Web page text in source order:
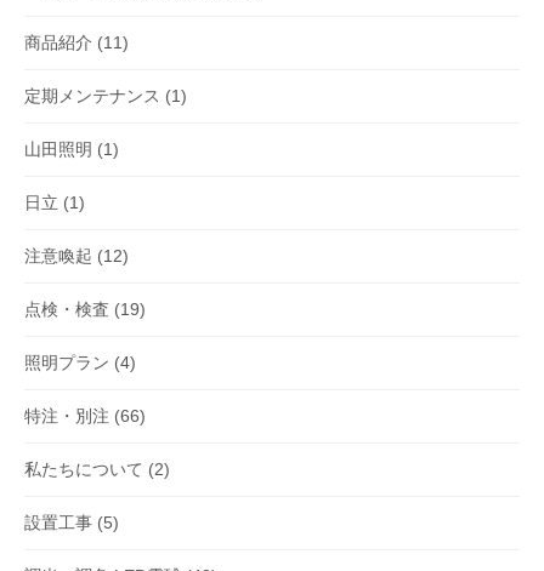
商品紹介 (11)
定期メンテナンス (1)
山田照明 (1)
日立 (1)
注意喚起 (12)
点検・検査 (19)
照明プラン (4)
特注・別注 (66)
私たちについて (2)
設置工事 (5)